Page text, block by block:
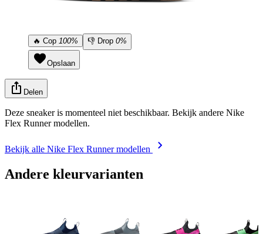
🔥 Cop 100% 👎 Drop 0%
Opslaan
Delen
Deze sneaker is momenteel niet beschikbaar. Bekijk andere Nike
Flex Runner modellen.
Bekijk alle Nike Flex Runner modellen
Andere kleurvarianten